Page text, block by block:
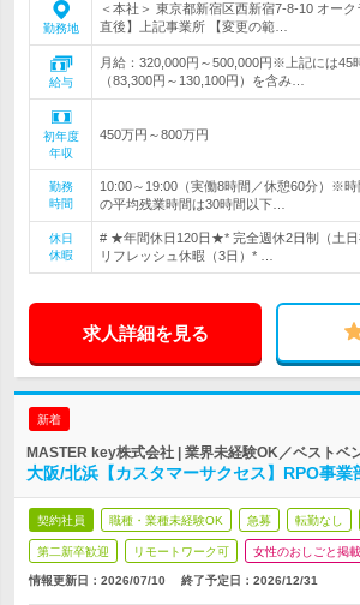
勤務地
＜本社＞ 東京都新宿区西新宿7-8-10 オー
直後】上記事業所 【変更の範…
給与
月給：320,000円～500,000円※上記には45
（83,300円～130,100円）を含み…
初年度
年収
450万円～800万円
勤務
時間
10:00～19:00（実働8時間／休憩60分）※
の平均残業時間は30時間以下…
休日
休暇
# ★年間休日120日★* 完全週休2日制（土日
リフレッシュ休暇（3日）* …
求人詳細を見る
新着
MASTER key株式会社 | 業界未経験OK／ベストベ
大阪/北浜【カスタマーサクセス】RPO事業
契約社員 職種・業種未経験OK 急募 転勤なし
第二新卒歓迎 リモートワーク可 女性のおしごと掲
情報更新日：2026/07/10 終了予定日： 2026/12/31